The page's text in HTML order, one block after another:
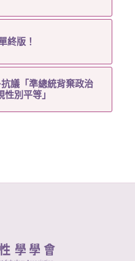
終版！
議「準總統背棄政治
別平等」